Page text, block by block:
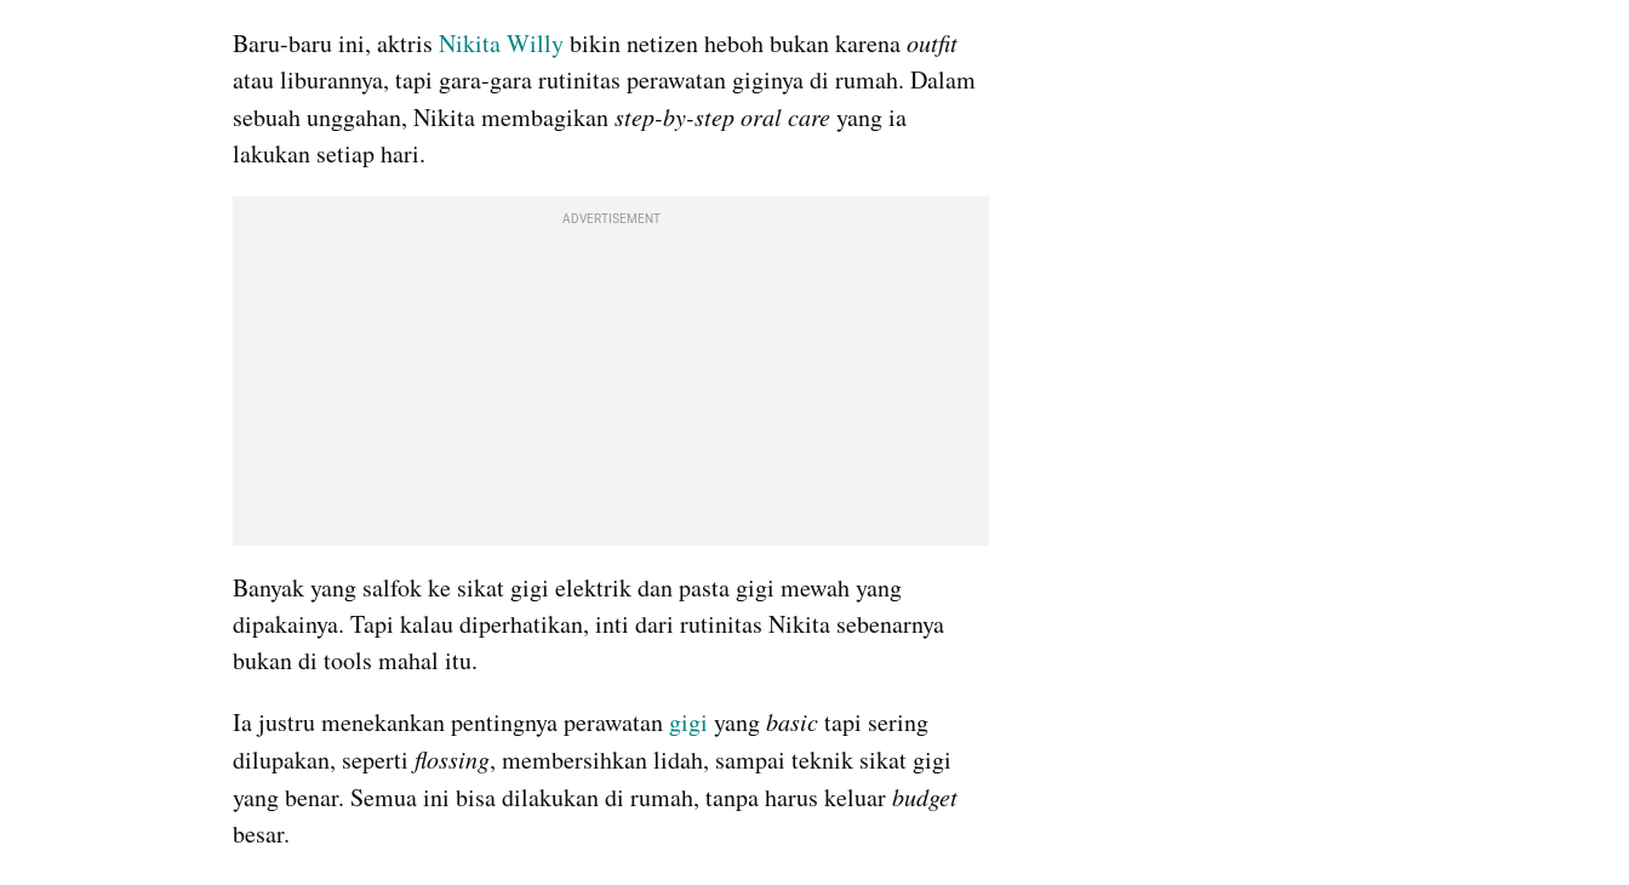
Baru-baru ini, aktris Nikita Willy bikin netizen heboh bukan karena
atau liburannya, tapi gara-gara rutinitas perawatan giginya di rumah. Dalam
sebuah unggahan, Nikita membagikan step-by-step oral care yang ia
lakukan setiap hari.
ADVERTISEMENT
Banyak yang salfok ke sikat gigi elektrik dan pasta gigi mewah yang
dipakainya. Tapi kalau diperhatikan, inti dari rutinitas Nikita sebenarnya
bukan di tools mahal itu.
Ia justru menekankan pentingnya perawatan gigi yang basic tapi sering
dilupakan, seperti flossing, membersihkan lidah, sampai teknik sikat gigi
yang benar. Semua ini bisa dilakukan di rumah, tanpa harus keluar
besar.